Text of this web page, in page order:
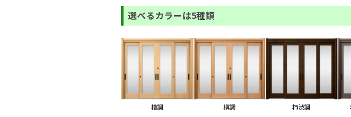
選べるカラーは5種類
檜調 槇調 柿渋調